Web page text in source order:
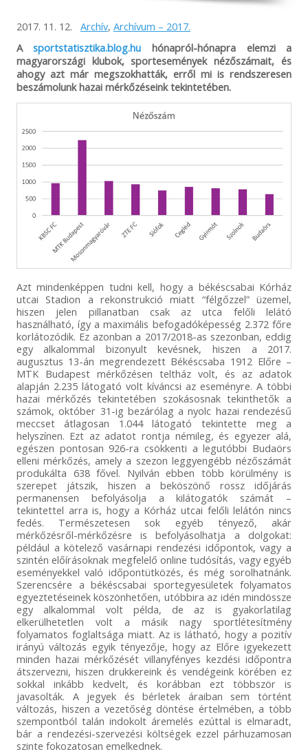
2017. 11. 12. Archív, Archívum – 2017.
Asportstatisztika.blog.hu hónapról-hónapra elemzi a
magyarországi klubok, sportesemények nézőszámait, és
ahogy azt már megszokhatták, erről mi is rendszeresen
beszámolunk hazai mérkőzéseink tekintetében.
Azt mindenképpen tudni kell, hogy a békéscsabai Kórház
utcai Stadion a rekonstrukció miatt “félgőzzel” üzemel,
hiszen jelen pillanatban csak az utca felőli lelátó
használható, így a maximális befogadóképesség 2.372 főre
korlátozódik. Ez azonban a 2017/2018-as szezonban, eddig
egy alkalommal bizonyult kevésnek, hiszen a 2017.
augusztus 13-án megrendezett Békéscsaba 1912 Előre –
MTK Budapest mérkőzésen teltház volt, és az adatok
alapján 2.235 látogató volt kíváncsi az eseményre. A többi
hazai mérkőzés tekintetében szokásosnak tekinthetők a
számok, október 31-ig bezárólag a nyolc hazai rendezésű
meccset átlagosan 1.044 látogató tekintette meg a
helyszínen. Ezt az adatot rontja némileg, és egyezer alá,
egészen pontosan 926-ra csökkenti a legutóbbi Budaörs
elleni mérkőzés, amely a szezon leggyengébb nézőszámát
produkálta 638 fővel. Nyilván ebben több körülmény is
szerepet játszik, hiszen a beköszönő rossz időjárás
permanensen befolyásolja a kilátogatók számát –
tekintettel arra is, hogy a Kórház utcai felőli lelátón nincs
fedés. Természetesen sok egyéb tényező, akár
mérkőzésről-mérkőzésre is befolyásolhatja a dolgokat:
például a kötelező vasárnapi rendezési időpontok, vagy a
szintén előírásoknak megfelelő online tudósítás, vagy egyéb
eseményekkel való időpontütközés, és még sorolhatnánk.
Szerencsére a békéscsabai sportegyesületek folyamatos
egyeztetéseinek köszönhetően, utóbbira az idén mindössze
egy alkalommal volt példa, de az is gyakorlatilag
elkerülhetetlen volt a másik nagy sportlétesítmény
folyamatos foglaltsága miatt. Az is látható, hogy a pozitív
irányú változás egyik tényezője, hogy az Előre igyekezett
minden hazai mérkőzését villanyfényes kezdési időpontra
átszervezni, hiszen drukkereink és vendégeink körében ez
sokkal inkább kedvelt, és korábban ezt többször is
javasolták. A jegyek és bérletek áraiban sem történt
változás, hiszen a vezetőség döntése értelmében, a több
szempontból talán indokolt áremelés ezúttal is elmaradt,
bár a rendezési-szervezési költségek ezzel párhuzamosan
szinte fokozatosan emelkednek.